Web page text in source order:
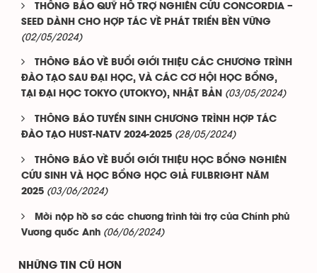
THÔNG BÁO QUỸ HỖ TRỢ NGHIÊN CỨU CONCORDIA –
SEED DÀNH CHO HỢP TÁC VỀ PHÁT TRIỂN BỀN VỮNG
(02/05/2024)
THÔNG BÁO VỀ BUỔI GIỚI THIỆU CÁC CHƯƠNG TRÌNH
ĐÀO TẠO SAU ĐẠI HỌC, VÀ CÁC CƠ HỘI HỌC BỔNG,
TẠI ĐẠI HỌC TOKYO (UTOKYO), NHẬT BẢN
(03/05/2024)
THÔNG BÁO TUYỂN SINH CHƯƠNG TRÌNH HỢP TÁC
ĐÀO TẠO HUST-NATV 2024-2025 (28/05/2024)
THÔNG BÁO VỀ BUỔI GIỚI THIỆU HỌC BỔNG NGHIÊN
CỨU SINH VÀ HỌC BỔNG HỌC GIẢ FULBRIGHT NĂM
2025 (03/06/2024)
Mời nộp hồ sơ các chương trình tài trợ của Chính phủ
Vương quốc Anh (06/06/2024)
NHỮNG TIN CŨ HƠN